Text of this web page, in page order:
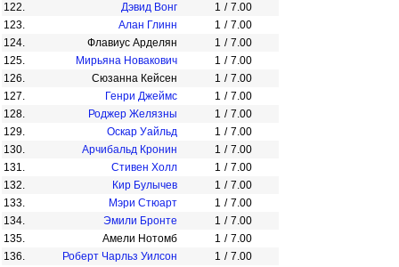
122.
Дэвид Вонг 1 / 7.00
123.
Алан Глинн 1 / 7.00
124.
Флавиус Арделян 1 / 7.00
125.
Мирьяна Новакович 1 / 7.00
126.
Сюзанна Кейсен 1 / 7.00
127.
Генри Джеймс 1 / 7.00
128.
Роджер Желязны 1 / 7.00
129.
Оскар Уайльд 1 / 7.00
130.
Арчибальд Кронин 1 / 7.00
131.
Стивен Холл 1 / 7.00
132.
Кир Булычев 1 / 7.00
133.
Мэри Стюарт 1 / 7.00
134.
Эмили Бронте 1 / 7.00
135.
Амели Нотомб 1 / 7.00
136.
Роберт Чарльз Уилсон 1 / 7.00